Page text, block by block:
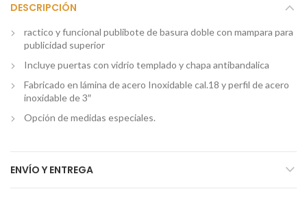
DESCRIPCIÓN
ractico y funcional publibote de basura doble con mampara para
publicidad superior
Incluye puertas con vidrio templado y chapa antibandalica
Fabricado en lámina de acero Inoxidable cal.18 y perfil de acero
inoxidable de 3″
Opción de medidas especiales.
ENVÍO Y ENTREGA